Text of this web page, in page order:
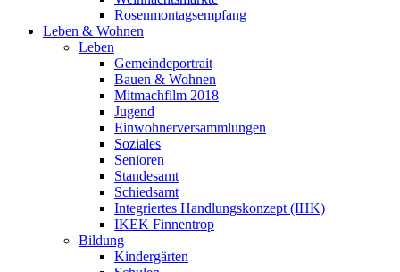
Rosenmontagsempfang
Leben & Wohnen
Leben
Gemeindeportrait
Bauen & Wohnen
Mitmachfilm 2018
Jugend
Einwohnerversammlungen
Soziales
Senioren
Standesamt
Schiedsamt
Integriertes Handlungskonzept (IHK)
IKEK Finnentrop
Bildung
Kindergärten